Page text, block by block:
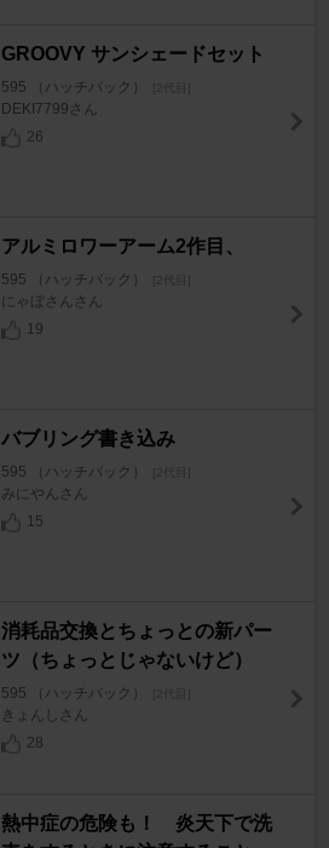
GROOVY サンシェードセット
595 （ハッチバック） [2代目]
DEKI7799さん
26
アルミロワーアーム2作目、
595 （ハッチバック） [2代目]
にゃぼさんさん
19
バブリング書き込み
595 （ハッチバック） [2代目]
みにやんさん
15
消耗品交換とちょっとの新パー
ツ（ちょっとじゃないけど）
595 （ハッチバック） [2代目]
きょんしさん
28
熱中症の危険も！ 炎天下で洗